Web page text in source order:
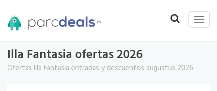
Toggle
Toggle
navigation
Illa Fantasia ofertas 2026
Ofertas Illa Fantasia entradas y descuentos augustus 2026